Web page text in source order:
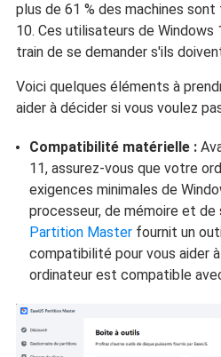
plus de 61 % des machines
10. Ces utilisateurs de
train de se demander s'ils
Voici quelques éléments à
aider à décider si vous voulez
Compatibilité matérielle :
11, assurez-vous que votre
exigences minimales de
processeur, de mémoire et de
Partition Masterfournit un
compatibilité pour vous aider
ordinateur est compatible